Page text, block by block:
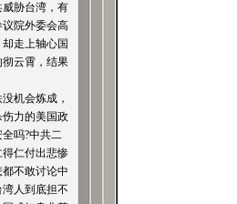
威胁台湾，有
议院外委会高
走上轴心国
彻云霄，结果
机会炼成，
伤力的美国政
吗?中共二
得仁付出悲惨
都不敢讨论中
湾人到底担不